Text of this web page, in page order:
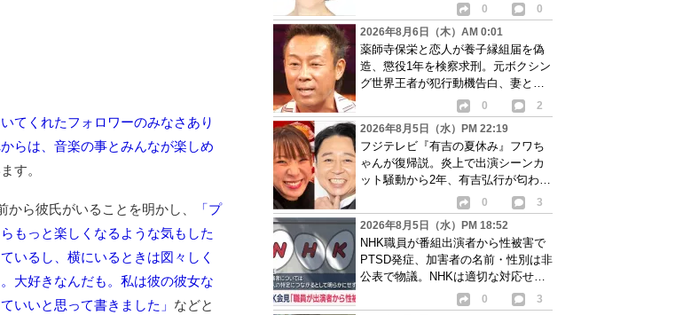
てくれたフォロワーのみなさあり
らは、音楽の事とみんなが楽しめ
す。
ら彼氏がいることを明かし、
「プ
もっと楽しくなるような気もした
いるし、横にいるときは図々しく
大好きなんだも。私は彼の彼女な
いいと思って書きました」 などと
0
0
2026年8月6日（木）AM 0:01
薬師寺保栄と恋人が養子縁組届を偽
造、懲役1年を検察求刑。元ボクシン
グ世界王者が犯行動機告白、妻と離
0
2
2026年8月5日（水）PM 22:19
フジテレビ『有吉の夏休み』フワち
ゃんが復帰説。炎上で出演シーンカ
ット騒動から2年、有吉弘行が匂わせ
0
3
2026年8月5日（水）PM 18:52
NHK職員が番組出演者から性被害で
PTSD発症、加害者の名前・性別は非
公表で物議。NHKは適切な対応せず
0
3